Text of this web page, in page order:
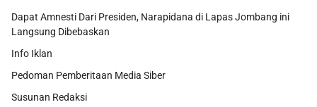
Dapat Amnesti Dari Presiden, Narapidana di Lapas Jombang ini
Langsung Dibebaskan
Info Iklan
Pedoman Pemberitaan Media Siber
Susunan Redaksi